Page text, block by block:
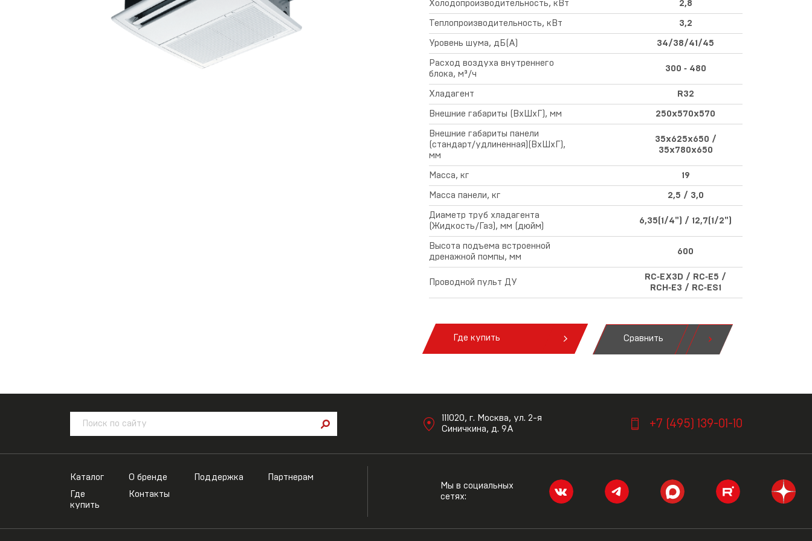
VRF-системы
Mitsubishi
Heavy
Холодопроизводительность, кВт 2,8
Теплопроизводительность, кВт 3,2
Уровень шума, дБ(А) 34/38/41/45
Расход воздуха внутреннего
блока, м³/ч
300 ‑ 480
Хладагент R32
Внешние габариты (ВхШхГ), мм 250х570х570
Внешние габариты панели
(стандарт/удлиненная)(ВхШхГ),
мм
35х625х650 /
35х780х650
Масса, кг 19
Масса панели, кг 2,5 / 3,0
Диаметр труб хладагента
(Жидкость/Газ), мм (дюйм)
6,35(1/4") / 12,7(1/2")
Высота подъема встроенной
дренажной помпы, мм
600
Проводной пульт ДУ
RC‑EX3D / RC‑E5 /
RCH‑E3 / RC‑ES1
Где купить Сравнить
111020, г. Москва, ул. 2-я
Синичкина, д. 9А
+7 (495) 139-01-10
Каталог О бренде Поддержка
Партнерам
Где
купить
Контакты
Мы в социальных
сетях: